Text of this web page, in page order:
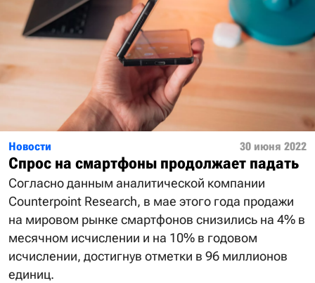
Новости 30 июня 2022
Спрос на смартфоны продолжает падать
Согласно данным аналитической компании
Counterpoint Research, в мае этого года продажи
на мировом рынке смартфонов снизились на 4% в
месячном исчислении и на 10% в годовом
исчислении, достигнув отметки в 96 миллионов
единиц.